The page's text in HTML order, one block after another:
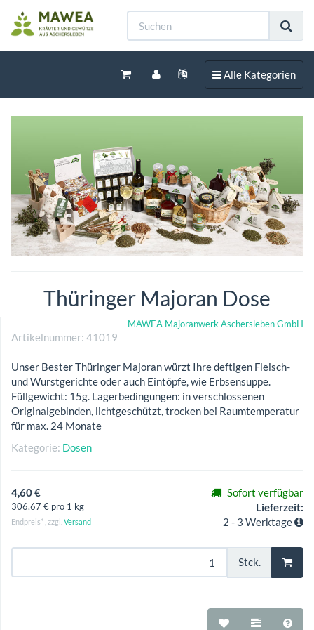
Toggle navigation
Alle Kategorien
Thüringer Majoran Dose
MAWEA Majoranwerk Aschersleben GmbH
Artikelnummer: 41019
Unser Bester Thüringer Majoran würzt Ihre deftigen Fleisch-
und Wurstgerichte oder auch Eintöpfe, wie Erbsensuppe.
Füllgewicht: 15g. Lagerbedingungen: in verschlossenen
Originalgebinden, lichtgeschützt, trocken bei Raumtemperatur
für max. 24 Monate
Kategorie: Dosen
4,60 €
306,67 € pro 1 kg
Endpreis* , zzgl. Versand
Sofort verfügbar
Lieferzeit:
2 - 3 Werktage
Stck.